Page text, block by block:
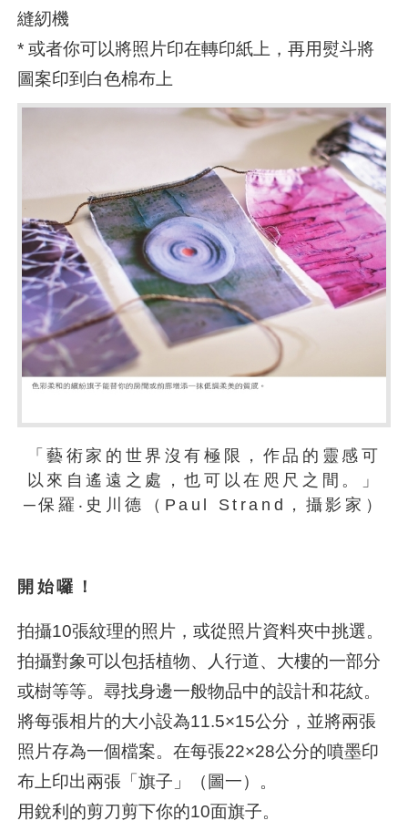
縫紉機
* 或者你可以將照片印在轉印紙上，再用熨斗將
圖案印到白色棉布上
「藝術家的世界沒有極限，作品的靈感可
以來自遙遠之處，也可以在咫尺之間。」
─保羅‧史川德（Paul Strand，攝影家）
開始囉！
拍攝10張紋理的照片，或從照片資料夾中挑選。
拍攝對象可以包括植物、人行道、大樓的一部分
或樹等等。尋找身邊一般物品中的設計和花紋。
將每張相片的大小設為11.5×15公分，並將兩張
照片存為一個檔案。在每張22×28公分的噴墨印
布上印出兩張「旗子」（圖一）。
用銳利的剪刀剪下你的10面旗子。